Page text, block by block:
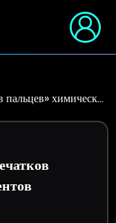
пальцев» химическ…